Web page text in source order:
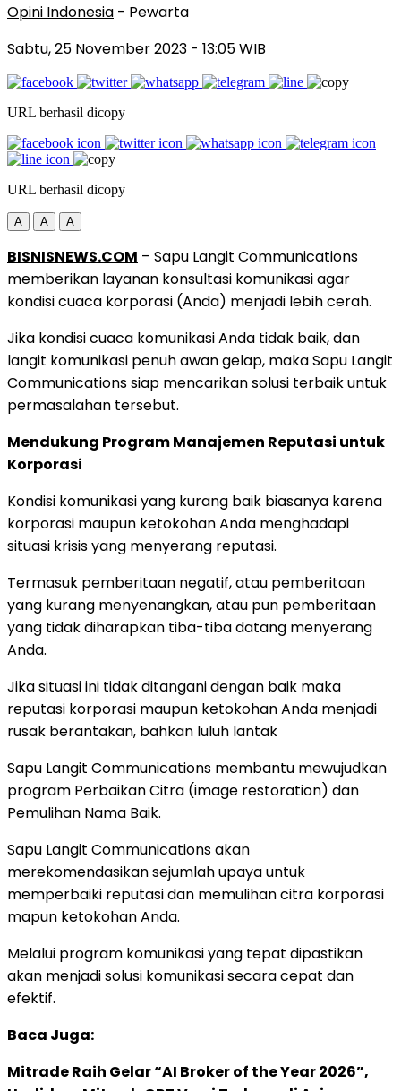
Opini Indonesia - Pewarta
Sabtu, 25 November 2023 - 13:05 WIB
URL berhasil dicopy
URL berhasil dicopy
A A A
BISNISNEWS.COM – Sapu Langit Communications
memberikan layanan konsultasi komunikasi agar
kondisi cuaca korporasi (Anda) menjadi lebih cerah.
Jika kondisi cuaca komunikasi Anda tidak baik, dan
langit komunikasi penuh awan gelap, maka Sapu Langit
Communications siap mencarikan solusi terbaik untuk
permasalahan tersebut.
Mendukung Program Manajemen Reputasi untuk
Korporasi
Kondisi komunikasi yang kurang baik biasanya karena
korporasi maupun ketokohan Anda menghadapi
situasi krisis yang menyerang reputasi.
Termasuk pemberitaan negatif, atau pemberitaan
yang kurang menyenangkan, atau pun pemberitaan
yang tidak diharapkan tiba-tiba datang menyerang
Anda.
Jika situasi ini tidak ditangani dengan baik maka
reputasi korporasi maupun ketokohan Anda menjadi
rusak berantakan, bahkan luluh lantak
Sapu Langit Communications membantu mewujudkan
program Perbaikan Citra (image restoration) dan
Pemulihan Nama Baik.
Sapu Langit Communications akan
merekomendasikan sejumlah upaya untuk
memperbaiki reputasi dan memulihan citra korporasi
mapun ketokohan Anda.
Melalui program komunikasi yang tepat dipastikan
akan menjadi solusi komunikasi secara cepat dan
efektif.
Baca Juga:
Mitrade Raih Gelar “AI Broker of the Year 2026”,